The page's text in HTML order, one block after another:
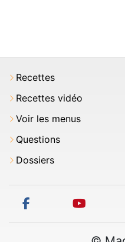
Recettes
Recettes vidéo
Voir les menus
Questions
Dossiers
facebook